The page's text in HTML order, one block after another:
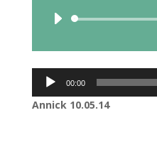
Lecteur
00:00
Annick 10.05.14